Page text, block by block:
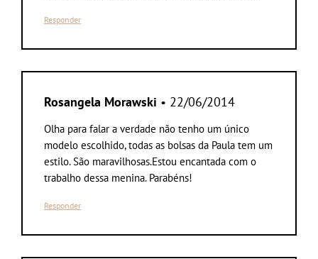
Responder
Rosangela Morawski • 22/06/2014
Olha para falar a verdade não tenho um único
modelo escolhido, todas as bolsas da Paula tem um
estilo. São maravilhosas.Estou encantada com o
trabalho dessa menina. Parabéns!
Responder